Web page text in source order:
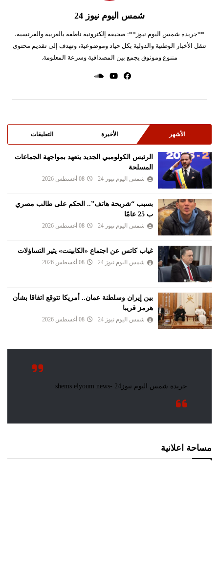
شمس اليوم نيوز 24
**جريدة شمس اليوم نيوز**: صحيفة إلكترونية ناطقة بالعربية والفرنسية،
تنقل الأخبار الوطنية والدولية بكل حياد وموضوعية، وتهدف إلى تقديم محتوى
متنوع وموثوق يجمع بين المصداقية وسرعة المعلومة.
الأشهر الأخيرة التعليقات
الرئيس الكولومبي الجديد يتعهد بمواجهة الجماعات
المسلحة
شمس اليوم نيوز 24 08 أغسطس 2026
بسبب “شريحة هاتف”.. الحكم على طالب مصري
ب 25 عامًا
شمس اليوم نيوز 24 08 أغسطس 2026
غياب كاتس عن اجتماع «الكابينت» يثير التساؤلات
شمس اليوم نيوز 24 08 أغسطس 2026
بين إيران وسلطنة عمان.. أمريكا تتوقع اتفاقا بشأن
هرمز قريبا
شمس اليوم نيوز 24 08 أغسطس 2026
مساحة اعلانية